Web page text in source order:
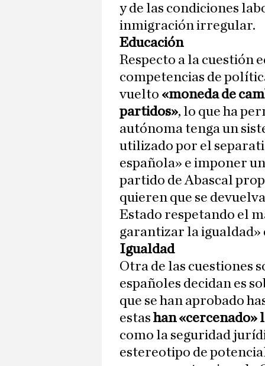
y de las condiciones
inmigración irregular.
Educación
Respecto a la cuestión
competencias de
vuelto «moneda de
partidos», lo que ha
autónoma tenga un
utilizado por el
española» e imponer
partido de Abascal
quieren que se
Estado respetando el
garantizar la igualdad»
Igualdad
Otra de las cuestiones
españoles decidan es
que se han aprobado
estas han «cercenado»
como la seguridad
estereotipo de